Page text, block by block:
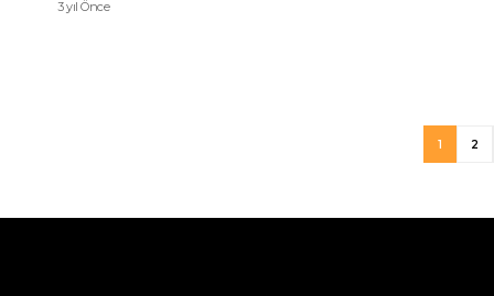
3 yıl Önce
1 2